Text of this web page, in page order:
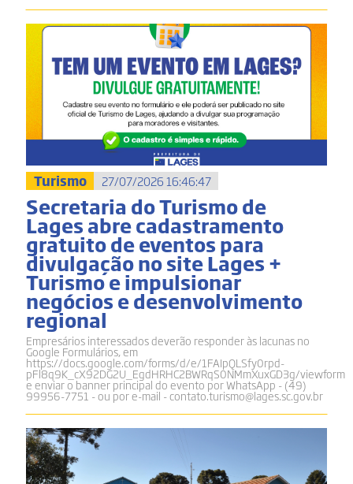
Turismo 27/07/2026 16:46:47
Secretaria do Turismo de
Lages abre cadastramento
gratuito de eventos para
divulgação no site Lages +
Turismo e impulsionar
negócios e desenvolvimento
regional
Empresários interessados deverão responder às lacunas no
Google Formulários, em
https://docs.google.com/forms/d/e/1FAIpQLSfy0rpd-
pFl8q9K_cX92DG2U_EgdHRHC2BWRqS0NMmXuxGD3g/viewform
e enviar o banner principal do evento por WhatsApp - (49)
99956-7751 - ou por e-mail - contato.turismo@lages.sc.gov.br